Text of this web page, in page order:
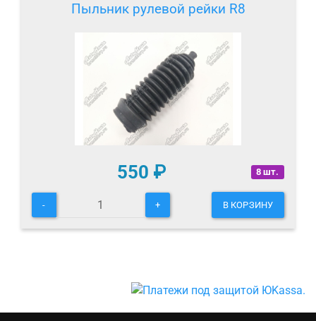
Пыльник рулевой рейки R8
8 шт.
550 ₽
- + В КОРЗИНУ